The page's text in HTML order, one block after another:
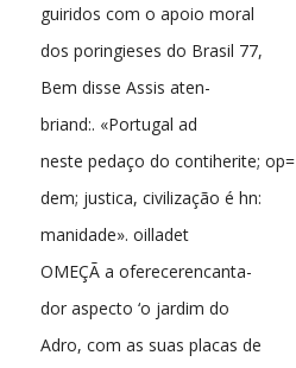
guiridos com o apoio moral
dos poringieses do Brasil 77,
Bem disse Assis aten-
briand:. «Portugal ad
neste pedaço do contiherite; op=
dem; justica, civilização é hn:
manidade». oilladet
OMEÇÃ a oferecerencanta-
dor aspecto ‘o jardim do
Adro, com as suas placas de